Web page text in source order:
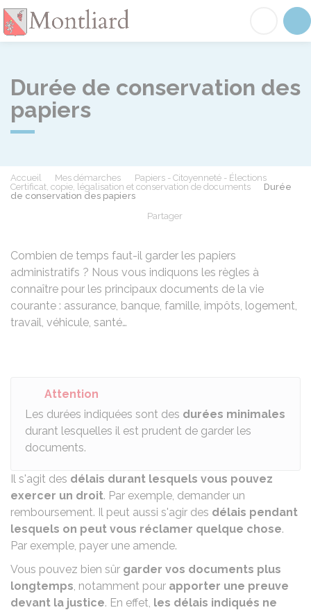
Durée de conservation des
papiers
Accueil Mes démarches
Papiers - Citoyenneté - Élections
Certificat, copie, légalisation et conservation de documents
Durée
de conservation des papiers
Partager
Combien de temps faut-il garder les papiers
administratifs ? Nous vous indiquons les règles à
connaître pour les principaux documents de la vie
courante : assurance, banque, famille, impôts, logement,
travail, véhicule, santé…
Attention
Les durées indiquées sont des durées minimales
durant lesquelles il est prudent de garder les
documents.
Il s'agit des délais durant lesquels vous pouvez
exercer un droit. Par exemple, demander un
remboursement. Il peut aussi s'agir des délais pendant
lesquels on peut vous réclamer quelque chose.
Par exemple, payer une amende.
Vous pouvez bien sûr garder vos documents plus
longtemps, notamment pour apporter une preuve
devant la justice. En effet, les délais indiqués ne